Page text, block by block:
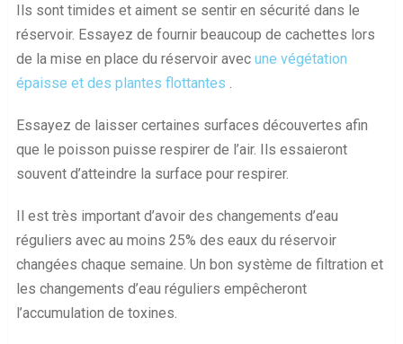
Ils sont timides et aiment se sentir en sécurité dans le
réservoir. Essayez de fournir beaucoup de cachettes lors
de la mise en place du réservoir avec une végétation
épaisse et des plantes flottantes
Essayez de laisser certaines surfaces découvertes afin
que le poisson puisse respirer de l’air. Ils essaieront
souvent d’atteindre la surface pour respirer.
Il est très important d’avoir des changements d’eau
réguliers avec au moins 25% des eaux du réservoir
changées chaque semaine. Un bon système de filtration et
les changements d’eau réguliers empêcheront
l’accumulation de toxines.